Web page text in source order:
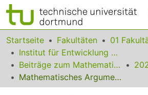
Bereiche & Sammlungen
Das gesamte Repositorium
Statistiken
Startseite Fakultäten
Institut für Entwicklung und Erforschung des Mathematikunterrichts
Beiträge zum Mathematikunterricht
Mathematisches Argumentieren in der Theorieentwicklung der Technischen Mechanik